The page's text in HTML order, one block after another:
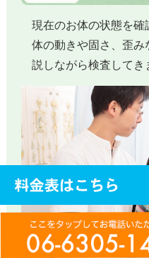
現在のお体の状態を確
体の動きや固さ、歪
説しながら検査してき